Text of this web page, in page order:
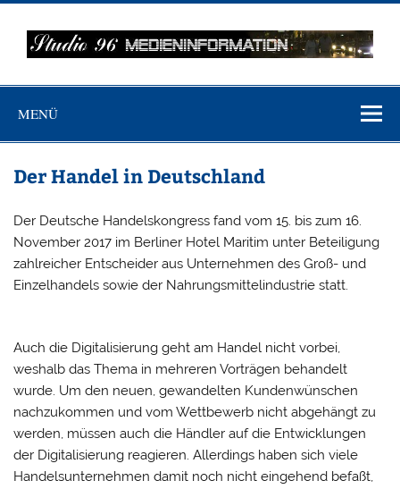
Zum
springen
MEDIENINFO-
BERLIN
MENÜ
Der Handel in Deutschland
Der Deutsche Handelskongress fand vom 15. bis zum 16.
November 2017 im Berliner Hotel Maritim unter Beteiligung
zahlreicher Entscheider aus Unternehmen des Groß- und
Einzelhandels sowie der Nahrungsmittelindustrie statt.
Auch die Digitalisierung geht am Handel nicht vorbei,
weshalb das Thema in mehreren Vorträgen behandelt
wurde. Um den neuen, gewandelten Kundenwünschen
nachzukommen und vom Wettbewerb nicht abgehängt zu
werden, müssen auch die Händler auf die Entwicklungen
der Digitalisierung reagieren. Allerdings haben sich viele
Handelsunternehmen damit noch nicht eingehend befaßt,